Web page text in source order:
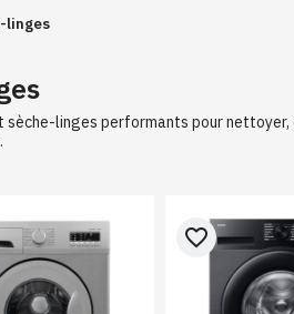
linges
linges performants pour
favorite_border